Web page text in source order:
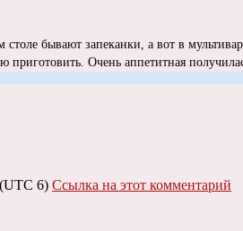
бывают запеканки, а вот в
приготовить. Очень аппетитная
(UTC 6) Ссылка на этот комментарий